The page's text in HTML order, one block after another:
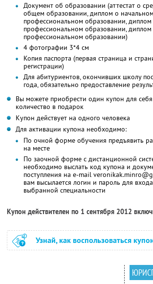
Документ об образовании (аттестат о
общем образовании, диплом о начальном
профессиональном образовании,
профессиональном образовании,
профессиональном образовании)
4 фотографии 3*4 см
Копия паспорта (первая страница и
регистрации)
Для абитуриентов, окончивших школу
года, обязательно предоставление
Вы можете приобрести один купон для
количество в подарок
Купон действует на одного человека
Для активации купона необходимо:
По очной форме обучения предъявить
на месте
По заочной форме с дистанционной
необходимо выслать код купона и
поступления на e-mail
вам высылается логин и пароль для
выбранной специальности
Купон действителен по 1 сентября 2012
Узнай, как воспользоваться